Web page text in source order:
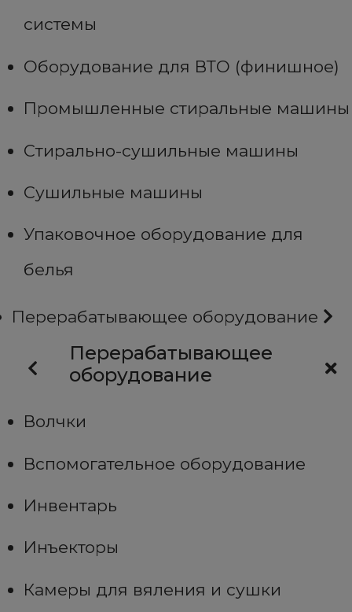
системы
Оборудование для ВТО (финишное)
Промышленные стиральные машины
Стирально-сушильные машины
Сушильные машины
Упаковочное оборудование для
белья
Перерабатывающее оборудование
Перерабатывающее
оборудование
Волчки
Вспомогательное оборудование
Инвентарь
Инъекторы
Камеры для вяления и сушки